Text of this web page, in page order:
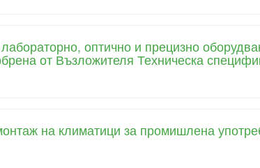
оптично и прецизно
от Възложителя Техническа
на климатици за промишлена